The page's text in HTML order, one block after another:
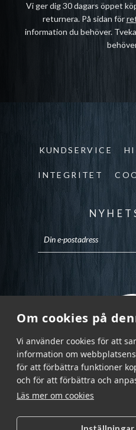
Om cookies på
Vi använder cookies för att
information om
för att förbättra funktioner
och för att förbättra och
Läs mer om cookies
Vi ger dig 30 dagars öppet
returnera. På sidan för
information du behöver.
KUNDSERVICE
INTEGRITET